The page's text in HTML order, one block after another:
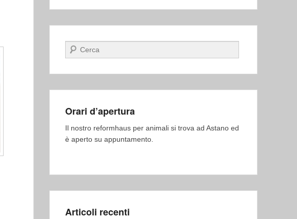
Cerca
Orari d’apertura
Il nostro reformhaus per animali si trova ad Astano ed
è aperto su appuntamento.
Articoli recenti